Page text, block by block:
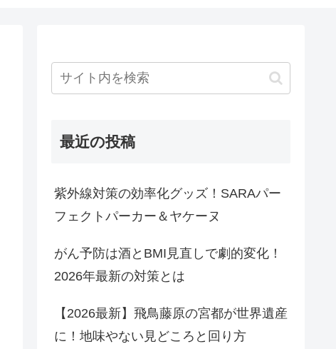
最近の投稿
紫外線対策の効率化グッズ！SARAパー
フェクトパーカー＆ヤケーヌ
がん予防は酒とBMI見直しで劇的変化！
2026年最新の対策とは
【2026最新】飛鳥藤原の宮都が世界遺産
に！地味やない見どころと回り方